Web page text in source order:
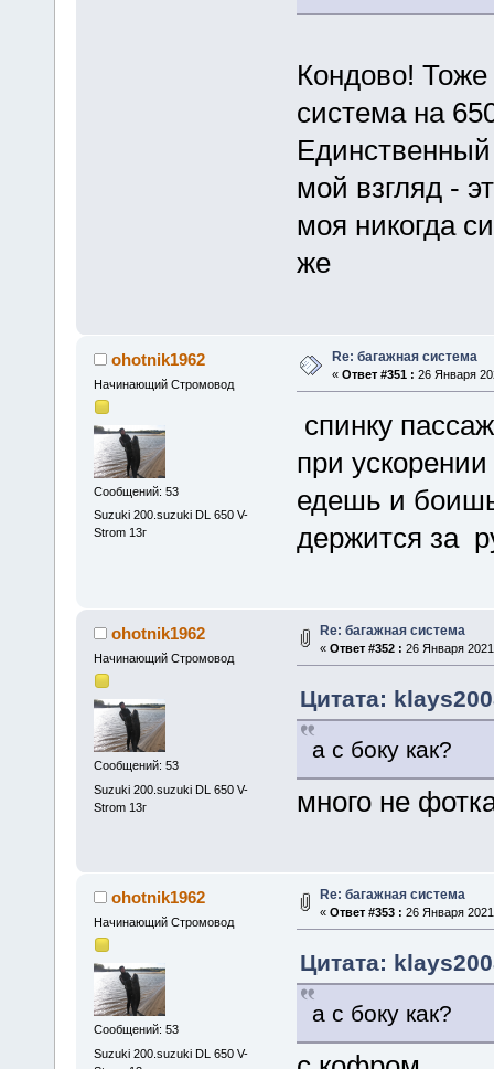
Кондово! Тоже
система на
мой взгляд -
моя никогда
же
ohotnik1962
Начинающий Стромовод
Сообщений: 53
Suzuki 200.suzuki DL 650 V-
Strom 13г
Re: багажная система
« Ответ #351 : 26 Января
спинку
при
едешь и
держится за
ohotnik1962
Начинающий Стромовод
Сообщений: 53
Suzuki 200.suzuki DL 650 V-
Strom 13г
Re: багажная система
« Ответ #352 : 26 Января
Цитата:
а с боку как?
много не
ohotnik1962
Начинающий Стромовод
Сообщений: 53
Suzuki 200.suzuki DL 650 V-
Re: багажная система
« Ответ #353 : 26 Января
Цитата:
а с боку как?